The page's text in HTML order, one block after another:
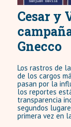
Cesar y
Gnecco
Los rastros de
de los cargos
pasan por la
los reportes
transparencia
segundos
primera vez en